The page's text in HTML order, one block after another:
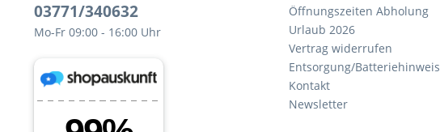
03771/340632
Mo-Fr 09:00 - 16:00 Uhr
Öffnungszeiten Abholung
Urlaub 2026
Vertrag widerrufen
Entsorgung/Batteriehinweis
Kontakt
Newsletter